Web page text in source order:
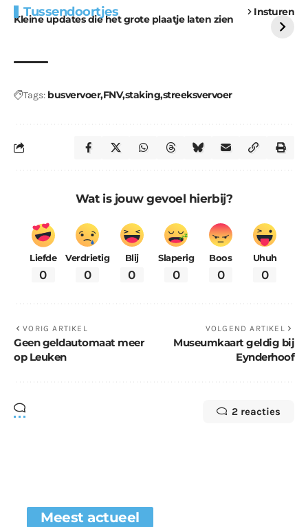
Tussendoortjes Insturen
Kleine updates die het grote plaatje laten zien
voor kabouters
uitdaging
Tags: busvervoerFNVstakingstreeksvervoer
Wat is jouw gevoel hierbij?
Liefde
0
Verdrietig
0
Blij
0
Slaperig
0
Boos
0
Uhuh
0
VORIG ARTIKEL
Geen geldautomaat meer
op Leuken
VOLGEND ARTIKEL
Museumkaart geldig bij
Eynderhoof
2 reacties
Meest actueel